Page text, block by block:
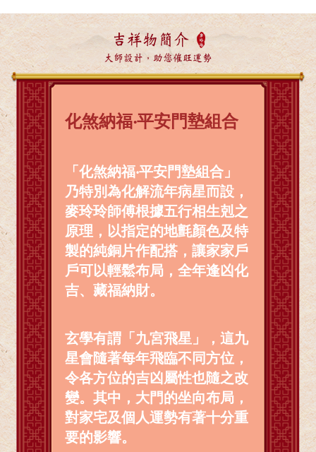
吉祥物簡介
大師設計，助您催旺運勢
化煞納福‧平安門墊組合
「化煞納福‧平安門墊組合」
乃特別為化解流年病星而設，
麥玲玲師傅根據五行相生剋之
原理，以指定的地氈顏色及特
製的純銅片作配搭，讓家家戶
戶可以輕鬆布局，全年逢凶化
吉、藏福納財。
玄學有謂「九宮飛星」，這九
星會隨著每年飛臨不同方位，
令各方位的吉凶屬性也隨之改
變。其中，大門的坐向布局，
對家宅及個人運勢有著十分重
要的影響。